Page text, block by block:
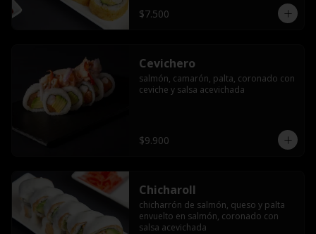
$7.500
Cevichero
salmón, camarón, palta, coronado con
ceviche y salsa acevichada
$9.900
Chicharoll
chicharrón de salmón, queso y palta
envuelto en salmón, coronado con
salsa acevichada